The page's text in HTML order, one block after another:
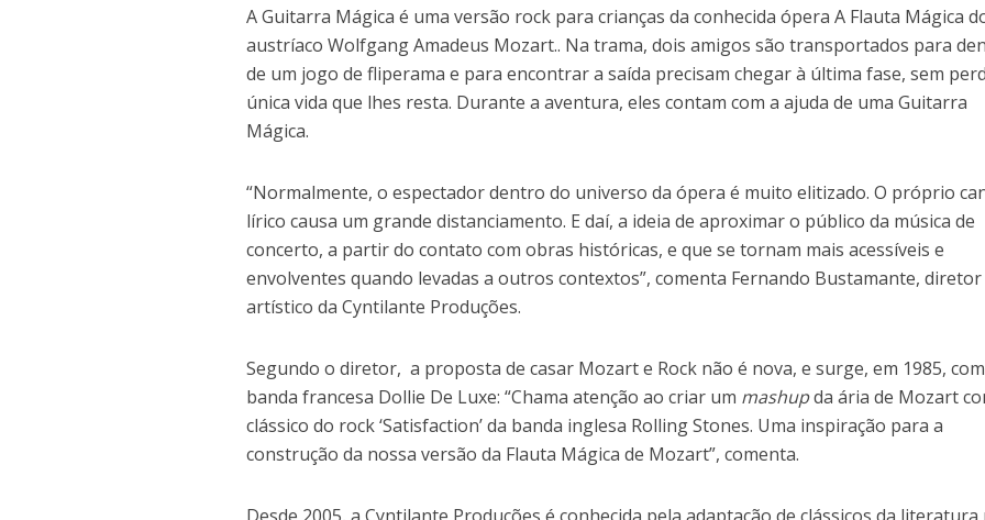
A Guitarra Mágica é uma versão rock para crianças da conhecida ópera A Flauta Mágica
austríaco Wolfgang Amadeus Mozart.. Na trama, dois amigos são transportados para
de um jogo de fliperama e para encontrar a saída precisam chegar à última fase, sem
única vida que lhes resta. Durante a aventura, eles contam com a ajuda de uma Guitarra
Mágica.
“Normalmente, o espectador dentro do universo da ópera é muito elitizado. O próprio
lírico causa um grande distanciamento. E daí, a ideia de aproximar o público da música de
concerto, a partir do contato com obras históricas, e que se tornam mais acessíveis e
envolventes quando levadas a outros contextos”, comenta Fernando Bustamante, diretor
artístico da Cyntilante Produções.
Segundo o diretor, a proposta de casar Mozart e Rock não é nova, e surge, em 1985,
banda francesa Dollie De Luxe: “Chama atenção ao criar um mashupda ária de Mozart
clássico do rock ‘Satisfaction’ da banda inglesa Rolling Stones. Uma inspiração para a
construção da nossa versão da Flauta Mágica de Mozart”, comenta.